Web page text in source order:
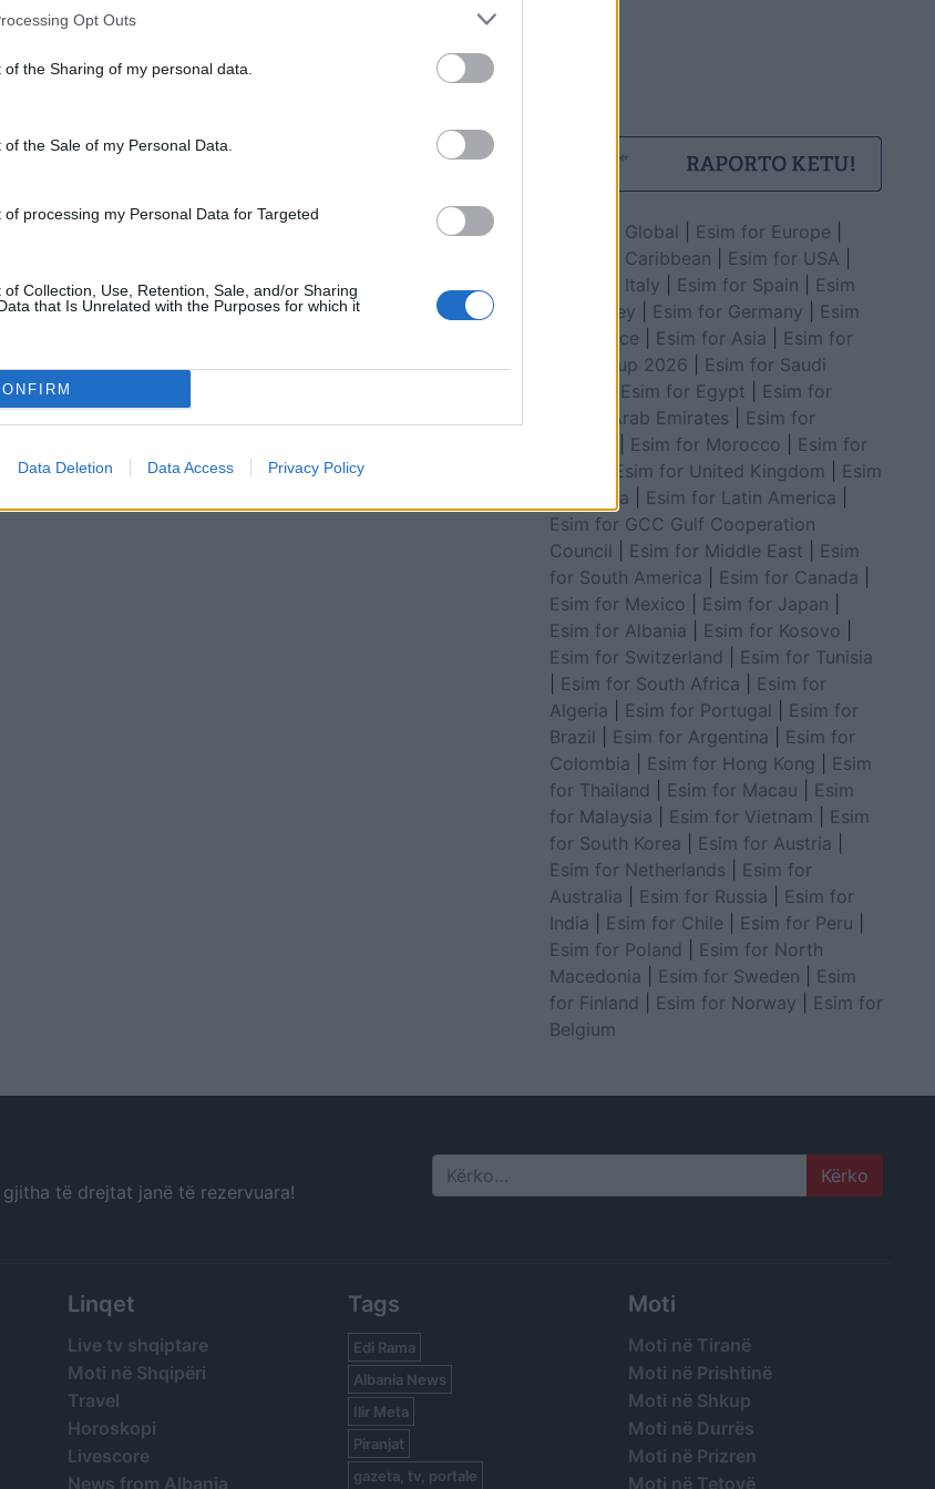
Opt Outs
the Sharing of my personal data.
the Sale of my Personal Data.
processing my Personal Data for Targeted
Collection, Use, Retention, Sale, and/or Sharing
that Is Unrelated with the Purposes for which it
Data Deletion Data Access Privacy Policy
Esim for Global Esim for Europe
Esim for Caribbean
Esim for USA
Esim for Italy
Esim for Spain
Esim
for Turkey
Esim for Germany
Esim
for Greece
Esim for Asia
Esim for
World Cup 2026
Esim for Saudi
Esim for Egypt
Esim for
United Arab Emirates
Esim for
Esim for Morocco
Esim for
Esim for United Kingdom
Esim
for Africa
Esim for Latin America
Esim for GCC Gulf Cooperation
Council
Esim for Middle East
Esim
for South America
Esim for Canada
Esim for Mexico
Esim for Japan
Esim for Albania
Esim for Kosovo
Esim for Switzerland
Esim for Tunisia
Esim for South Africa
Esim for
Algeria
Esim for Portugal
Esim for
Brazil
Esim for Argentina
Esim for
Colombia
Esim for Hong Kong
Esim
for Thailand
Esim for Macau
Esim
for Malaysia
Esim for Vietnam
Esim
for South Korea
Esim for Austria
Esim for Netherlands
Esim for
Australia
Esim for Russia
Esim for
India
Esim for Chile Esim for Peru
Esim for Poland
Esim for North
Macedonia
Esim for Sweden
Esim
for Finland
Esim for Norway
Esim for
Belgium
të drejtat janë të rezervuara! Search
Linqet
Live tv shqiptare
Moti në Shqipëri
Travel
Horoskopi
Livescore
News from Albania
Tags
Edi Rama
Albania News
Ilir Meta
Piranjat
gazeta, tv, portale
Moti
Moti në Tiranë
Moti në Prishtinë
Moti në Shkup
Moti në Durrës
Moti në Prizren
Moti në Tetovë